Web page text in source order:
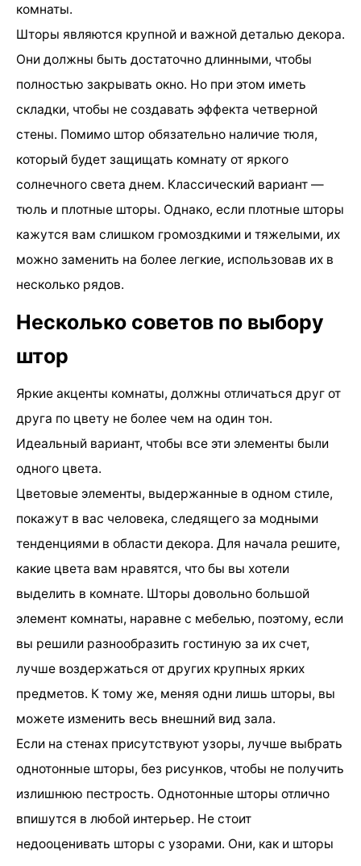
комнаты.
Шторы являются крупной и важной деталью декора.
Они должны быть достаточно длинными, чтобы
полностью закрывать окно. Но при этом иметь
складки, чтобы не создавать эффекта четверной
стены. Помимо штор обязательно наличие тюля,
который будет защищать комнату от яркого
солнечного света днем. Классический вариант —
тюль и плотные шторы. Однако, если плотные шторы
кажутся вам слишком громоздкими и тяжелыми, их
можно заменить на более легкие, использовав их в
несколько рядов.
Несколько советов по выбору
штор
Яркие акценты комнаты, должны отличаться друг от
друга по цвету не более чем на один тон.
Идеальный вариант, чтобы все эти элементы были
одного цвета.
Цветовые элементы, выдержанные в одном стиле,
покажут в вас человека, следящего за модными
тенденциями в области декора. Для начала решите,
какие цвета вам нравятся, что бы вы хотели
выделить в комнате. Шторы довольно большой
элемент комнаты, наравне с мебелью, поэтому, если
вы решили разнообразить гостиную за их счет,
лучше воздержаться от других крупных ярких
предметов. К тому же, меняя одни лишь шторы, вы
можете изменить весь внешний вид зала.
Если на стенах присутствуют узоры, лучше выбрать
однотонные шторы, без рисунков, чтобы не получить
излишнюю пестрость. Однотонные шторы отлично
впишутся в любой интерьер. Не стоит
недооценивать шторы с узорами. Они, как и шторы